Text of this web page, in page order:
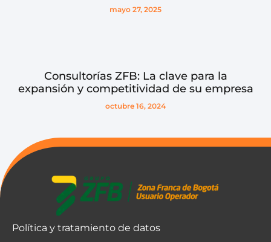
mayo 27, 2025
Consultorías ZFB: La clave para la
expansión y competitividad de su empresa
octubre 16, 2024
Política y tratamiento de datos